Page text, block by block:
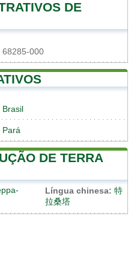
DE
68285-000
Brasil
Pará
DE TERRA
Língua chinesa: 特
拉桑塔